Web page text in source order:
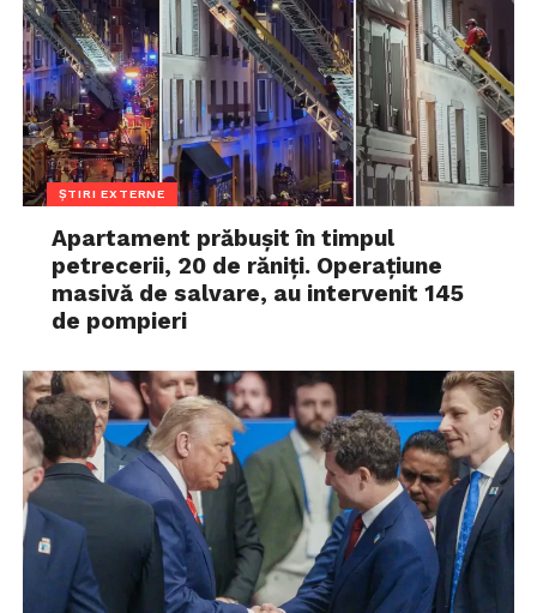
ȘTIRI EXTERNE
Apartament prăbușit în timpul
petrecerii, 20 de răniți. Operațiune
masivă de salvare, au intervenit 145
de pompieri